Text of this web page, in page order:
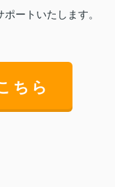
ートいたします。
ちら